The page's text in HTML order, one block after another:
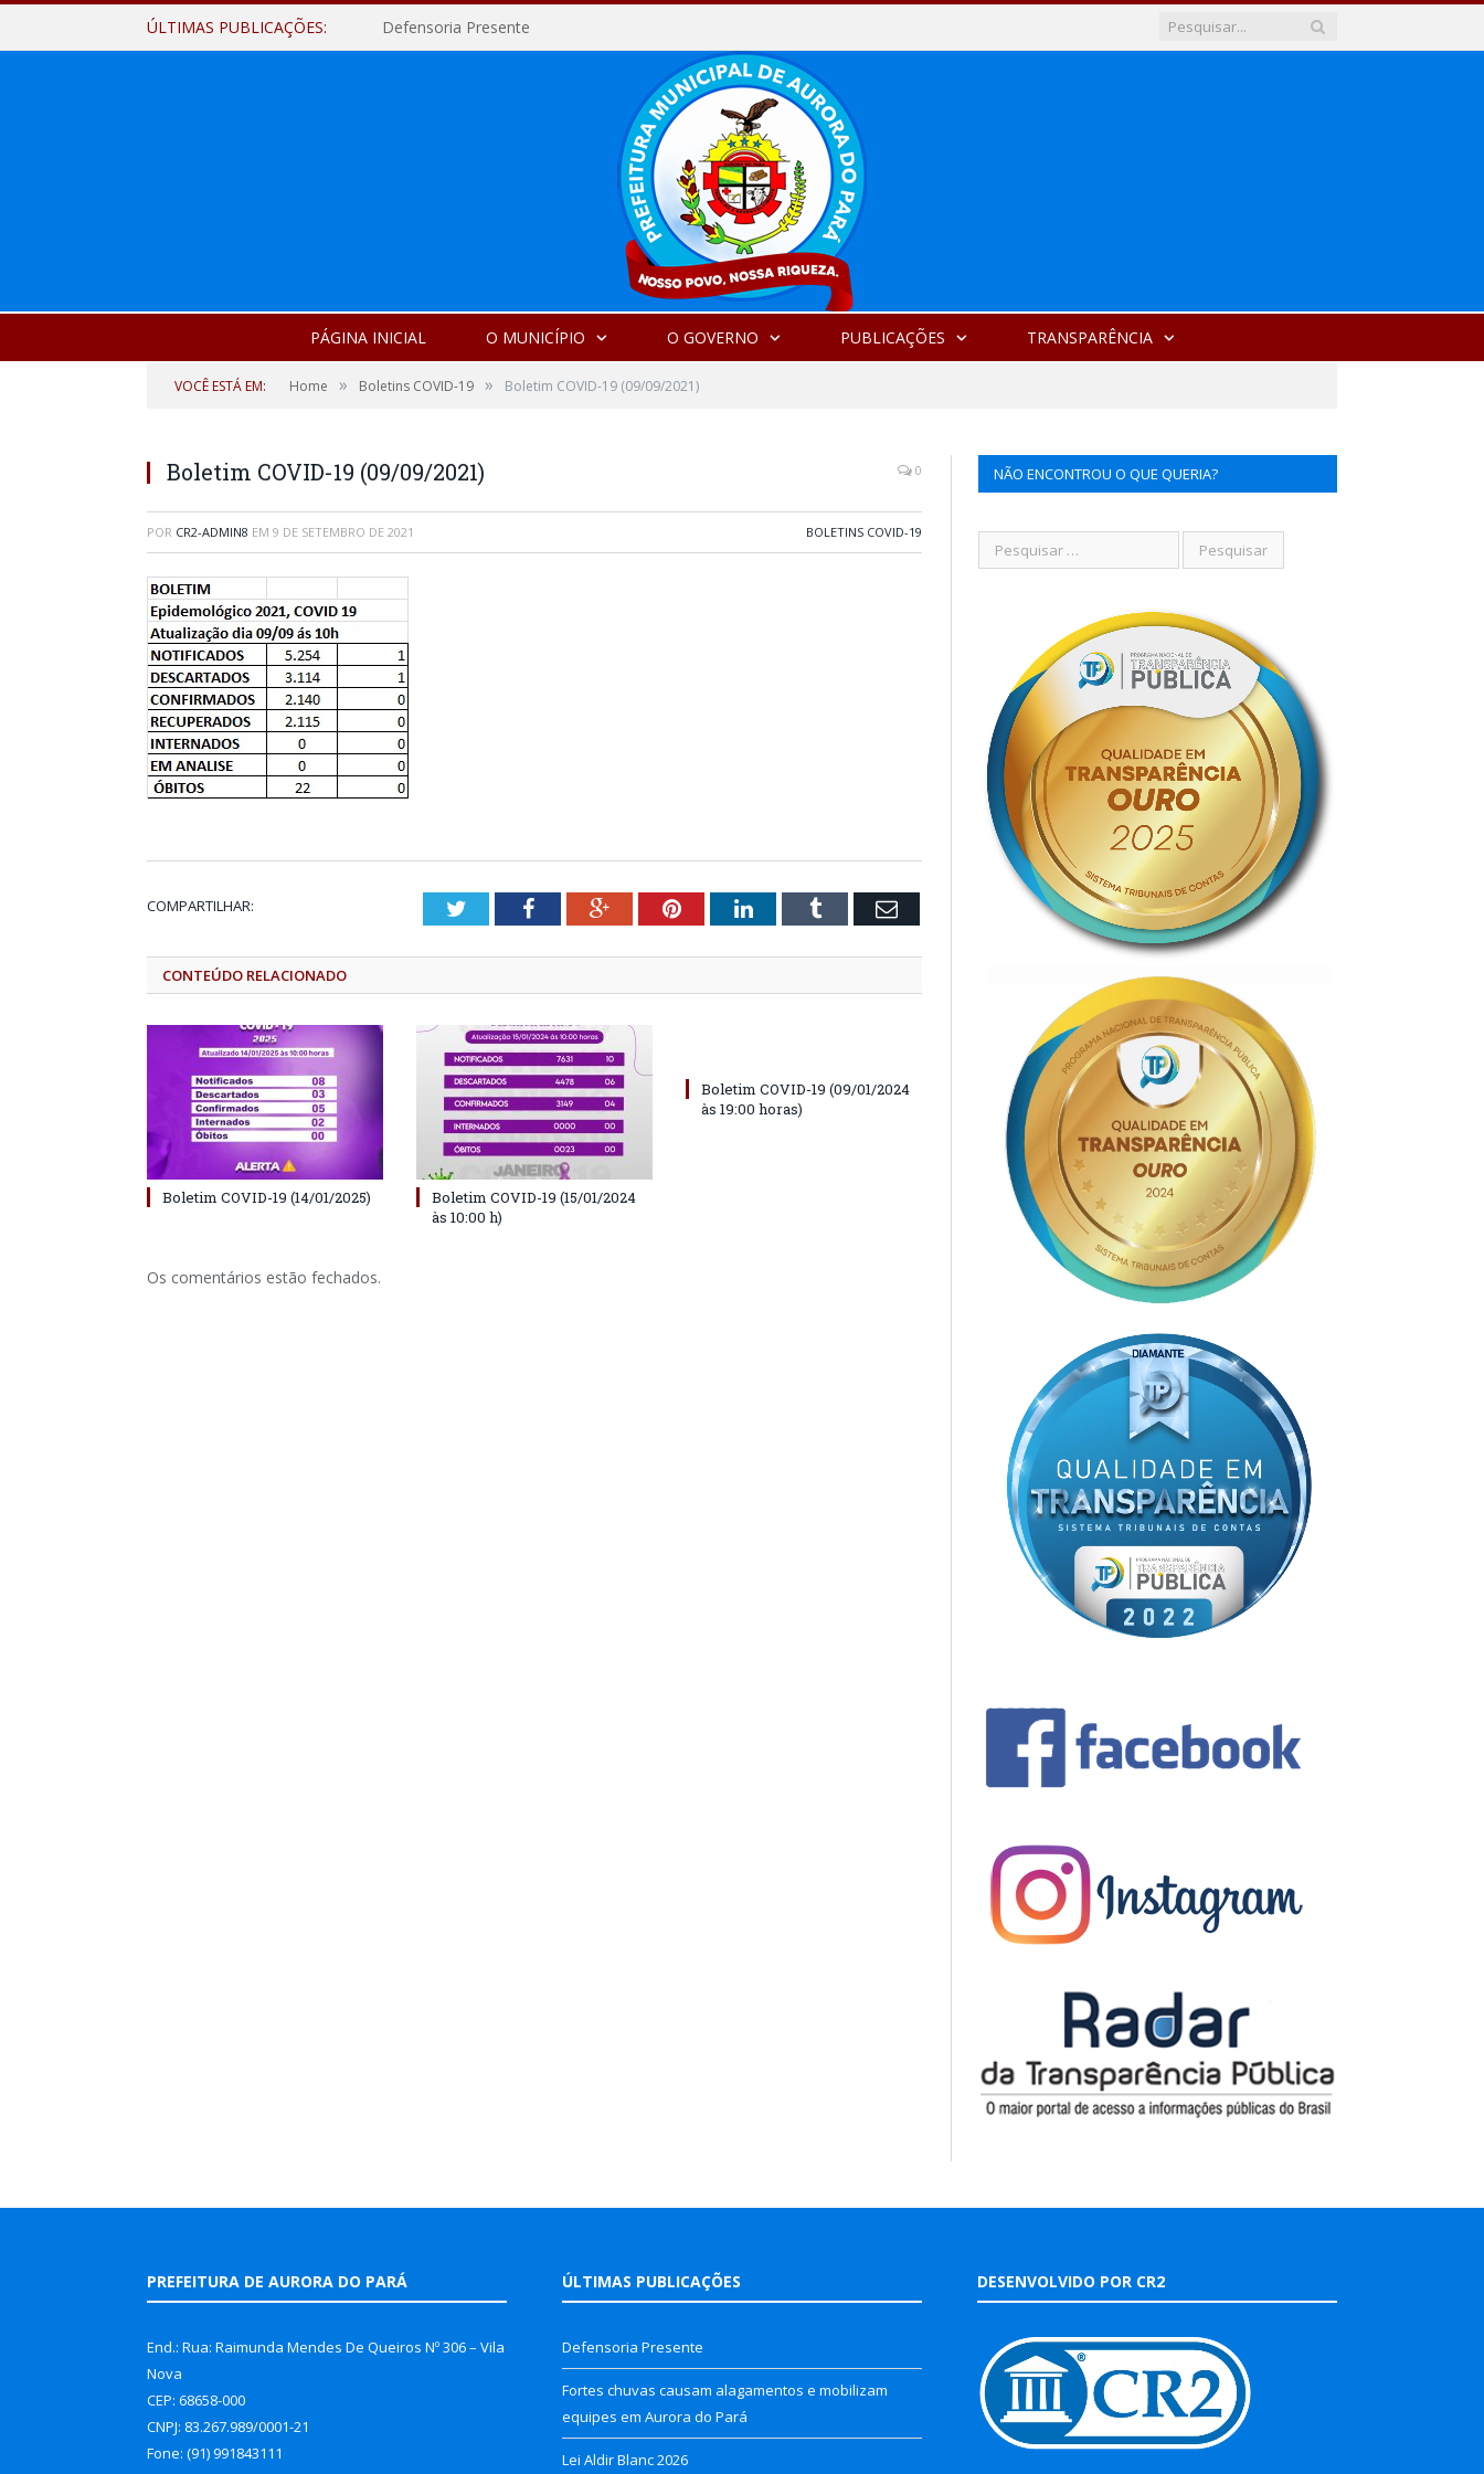
ÚLTIMAS PUBLICAÇÕES: Defensoria Presente
PÁGINA INICIAL O MUNICÍPIO O GOVERNO PUBLICAÇÕES TRANSPARÊNCIA
VOCÊ ESTÁ EM: Home » Boletins COVID-19 » Boletim COVID-19 (09/09/2021)
Boletim COVID-19 (09/09/2021) 0
POR CR2-ADMIN8 EM 9 DE SETEMBRO DE 2021 BOLETINS COVID-19
COMPARTILHAR: TwitterFacebookGoogle+PinterestLinkedInTumblr Email
CONTEÚDO RELACIONADO
Boletim COVID-19 (14/01/2025)
Boletim COVID-19 (15/01/2024
às 10:00 h)
Boletim COVID-19 (09/01/2024
às 19:00 horas)
Os comentários estão fechados.
NÃO ENCONTROU O QUE QUERIA?
PREFEITURA DE AURORA DO PARÁ
End.: Rua: Raimunda Mendes De Queiros Nº 306 – Vila
Nova
CEP: 68658-000
CNPJ: 83.267.989/0001-21
Fone: (91) 991843111
ÚLTIMAS PUBLICAÇÕES
Defensoria Presente
Fortes chuvas causam alagamentos e mobilizam
equipes em Aurora do Pará
Lei Aldir Blanc 2026
DESENVOLVIDO POR CR2